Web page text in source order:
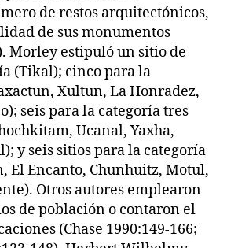
de restos arquitectónicos,
de sus monumentos
Morley estipuló un sitio de
(Tikal); cinco para la
Xultun, La Honradez,
seis para la categoría tres
Ucanal, Yaxha,
y seis sitios para la categoría
El Encanto, Chunhuitz, Motul,
Otros autores emplearon
de población o contaron el
(Chase 1990:149-166;